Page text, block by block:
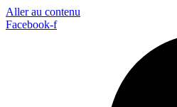
Aller au contenu
Facebook-f